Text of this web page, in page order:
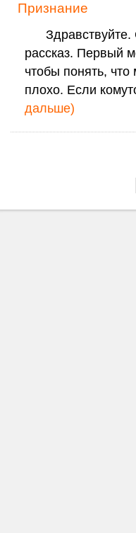
Признание
Здравствуйте.
рассказ. Первый
чтобы понять,
плохо. Если
дальше)